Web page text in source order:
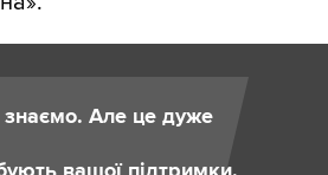
знаємо. Але це дуже